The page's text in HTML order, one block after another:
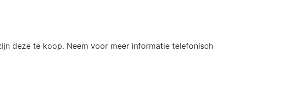
deze te koop. Neem voor meer informatie telefonisch